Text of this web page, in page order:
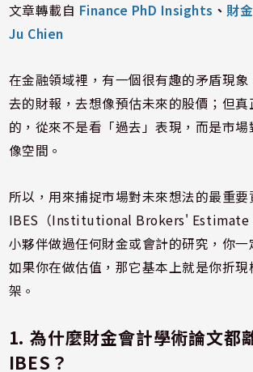
文章轉載自 Finance PhD Insights 、 財
Ju Chien
在金融領域裡，有一個很有趣的矛盾現
去的財報，去想像預估未來的股價；但
的，從來不是看「過去」表現，而是市
像空間。
所以，用來捕捉市場對未來想法的最重
IBES（Institutional Brokers' Estimate
小夥伴做過任何財金或會計的研究，你一
如果你在做估值，那它基本上就是你折
架。
1. 為什麼財金會計學術論文都
IBES？